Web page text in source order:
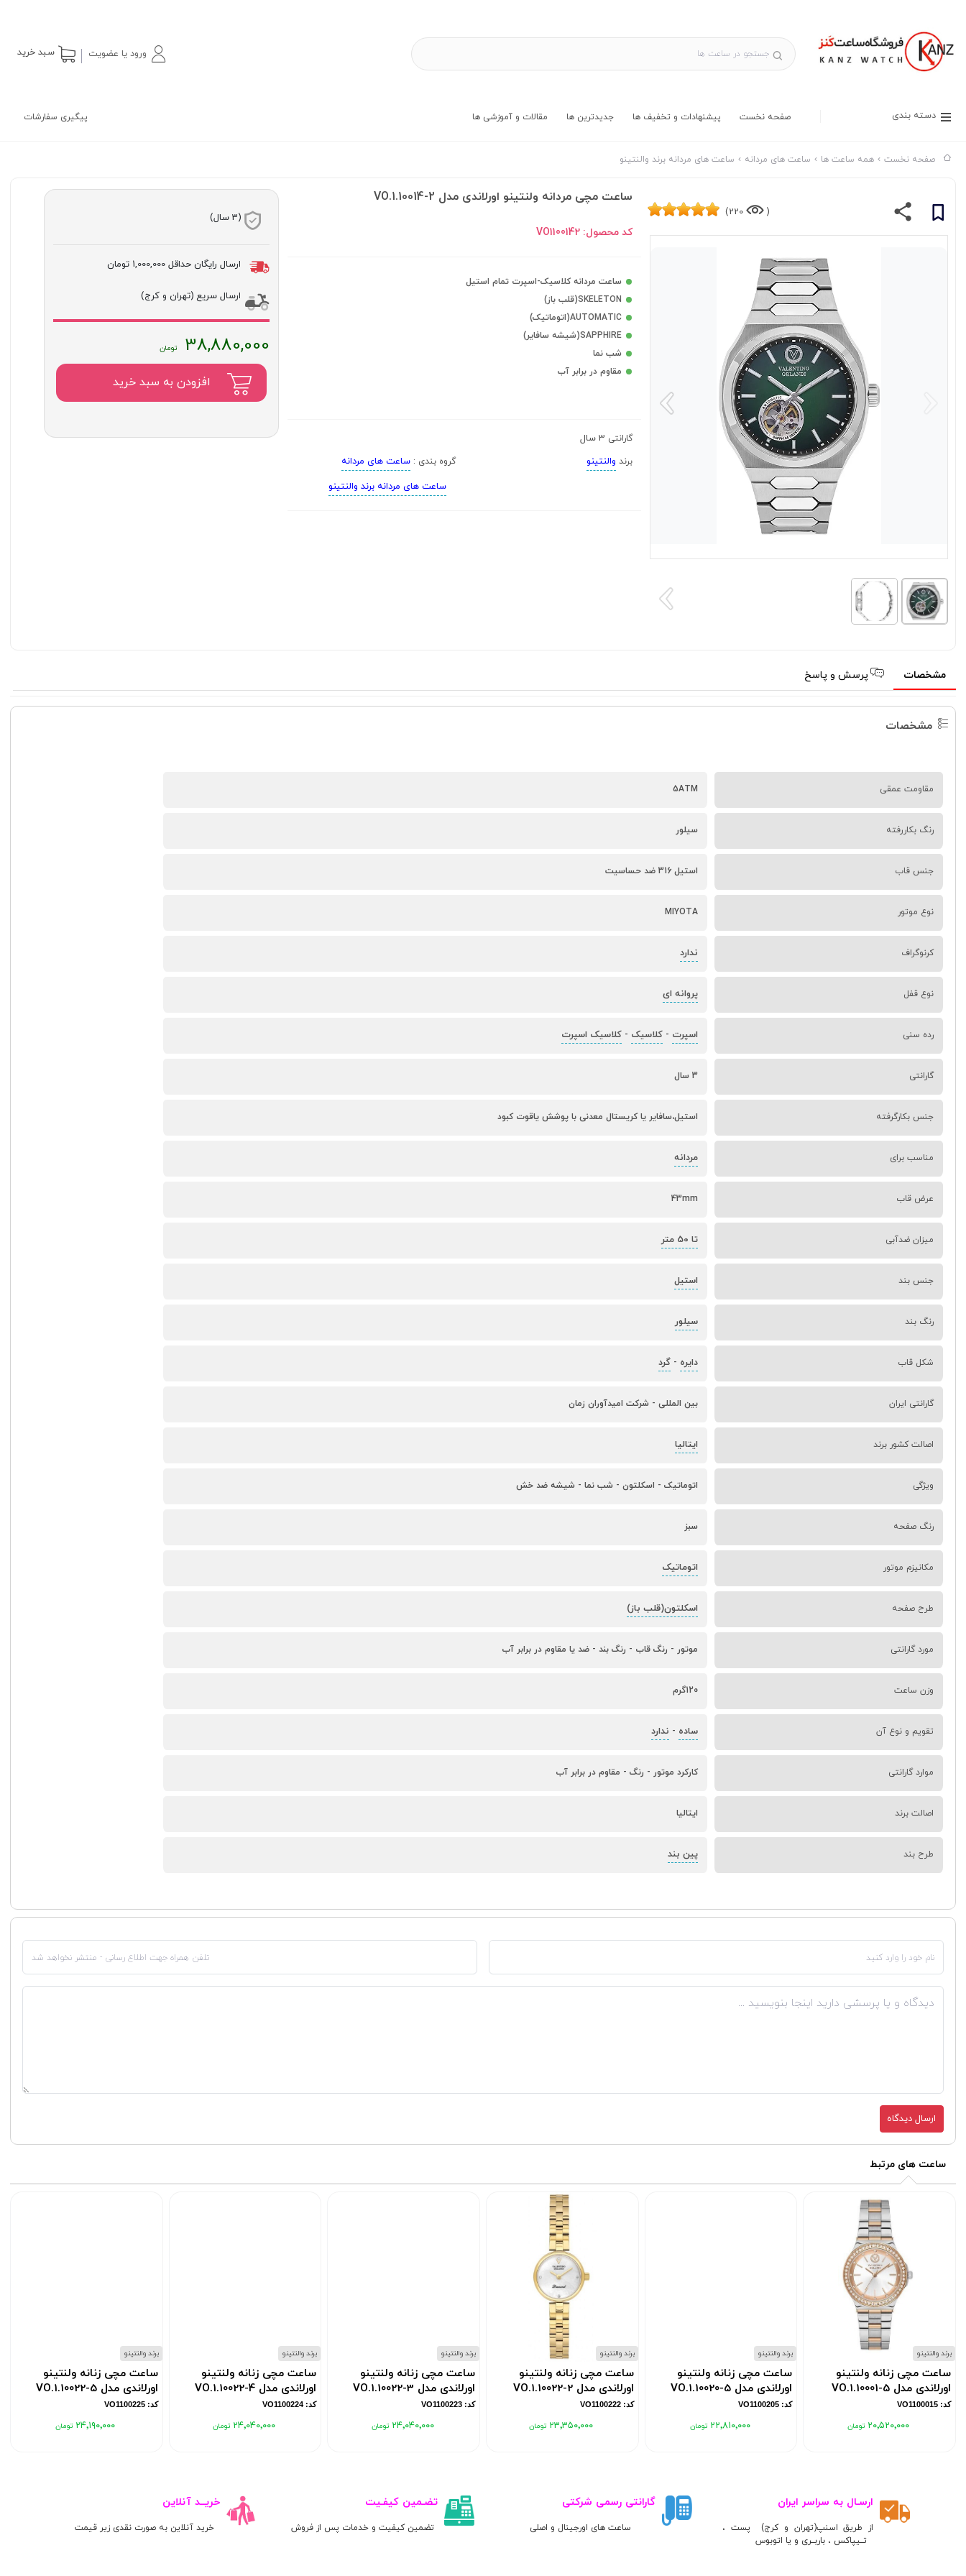
ورود یا عضویت سبد خرید
دسته بندی صفحه نخست پیشنهادات و تخفیف ها جدیدترین ها مقالات و آموزشی ها پیگیری سفارشات
صفحه نخست همه ساعت ها ساعت های مردانه ساعت های مردانه برند والنتینو
(
220)
ساعت مچی مردانه ولنتینو اورلاندی مدل VO.1.10014-2
کد محصول:VO1100142
ساعت مردانه کلاسیک-اسپرت تمام استیل
SKELETON(قلب باز)
AUTOMATIC(اتوماتیک)
SAPPHIRE(شیشه سافایر)
شب نما
مقاوم در برابر آب
گارانتی 3 سال
برند والنتینو گروه بندی :ساعت های مردانه
ساعت های مردانه برند والنتینو
(3 سال)
ارسال رایگان حداقل 1,000,000 تومان
ارسال سریع (تهران و کرج)
38,880,000
افزودن به سبد خرید
مشخصات پرسش و پاسخ
مشخصات
مقاومت عمقی 5ATM
رنگ بکاررفته سیلور
جنس قاب استیل 316 ضد حساسیت
نوع موتور MIYOTA
کرنوگراف ندارد
نوع قفل پروانه ای
رده سنی اسپرت -کلاسیک -کلاسیک اسپرت
گارانتی 3 سال
جنس بکارگرفته استیل،سافایر یا کریستال معدنی با پوشش یاقوت کبود
مناسب برای مردانه
عرض قاب 43mm
میزان ضدآبی تا 50 متر
جنس بند استیل
رنگ بند سیلور
شکل قاب دایره -گرد
گارانتی ایران بین المللی - شرکت امیدآوران زمان
اصالت کشور برند ایتالیا
ویژگی اتوماتیک - اسکلتون - شب نما - شیشه ضد خش
رنگ صفحه سبز
مکانیزم موتور اتوماتیک
طرح صفحه اسکلتون(قلب باز)
مورد گارانتی موتور - رنگ قاب - رنگ بند - ضد یا مقاوم در برابر آب
وزن ساعت 120گرم
تقویم و نوع آن ساده - ندارد
موارد گارانتی کارکرد موتور - رنگ - مقاوم در برابر آب
اصالت برند ایتالیا
طرح بند پین بند
ارسال دیدگاه
ساعت های مرتبط
برند والنتینو
ساعت مچی زنانه ولنتینو
اورلاندی مدل VO.1.10001-5
کد: VO1100015
۲۰٬۵۲۰٬۰۰۰
برند والنتینو
ساعت مچی زنانه ولنتینو
اورلاندی مدل VO.1.10020-5
کد: VO1100205
۲۲٬۸۱۰٬۰۰۰
برند والنتینو
ساعت مچی زنانه ولنتینو
اورلاندی مدل VO.1.10022-2
کد: VO1100222
۲۳٬۳۵۰٬۰۰۰
برند والنتینو
ساعت مچی زنانه ولنتینو
اورلاندی مدل VO.1.10022-3
کد: VO1100223
۲۴٬۰۴۰٬۰۰۰
برند والنتینو
ساعت مچی زنانه ولنتینو
اورلاندی مدل VO.1.10022-4
کد: VO1100224
۲۴٬۰۴۰٬۰۰۰
برند والنتینو
ساعت مچی زنانه ولنتینو
اورلاندی مدل VO.1.10022-5
کد: VO1100225
۲۴٬۱۹۰٬۰۰۰
ارسـال به سراسر ایران
از طریق اسنپ(تهران و کرج) پست ،
تــیپاکس ، باربــری و یا اتوبوس
گارانتی رسمی شرکتی
ساعت های اورجینال و اصلی
تضـمین کیفـیت
تضمین کیفیت و خدمات پس از فروش
خریــد آنلاین
خرید آنلاین به صورت نقدی زیر قیمت